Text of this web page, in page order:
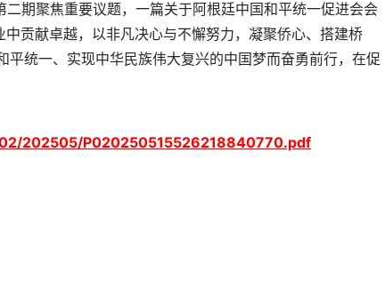
期聚焦重要议题，一篇关于阿根廷中国和平统一促进会会
贡献卓越，以非凡决心与不懈努力，凝聚侨心、搭建桥
统一、实现中华民族伟大复兴的中国梦而奋勇前行，在促
202505/P020250515526218840770.pdf